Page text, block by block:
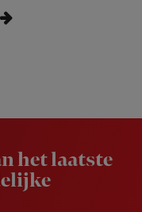
het laatste